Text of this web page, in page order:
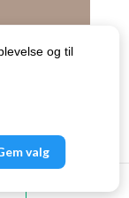
og til
valg